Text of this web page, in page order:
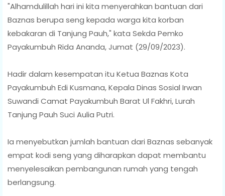
"Alhamdulillah hari ini kita menyerahkan bantuan dari
Baznas berupa seng kepada warga kita korban
kebakaran di Tanjung Pauh," kata Sekda Pemko
Payakumbuh Rida Ananda, Jumat (29/09/2023).
Hadir dalam kesempatan itu Ketua Baznas Kota
Payakumbuh Edi Kusmana, Kepala Dinas Sosial Irwan
Suwandi Camat Payakumbuh Barat Ul Fakhri, Lurah
Tanjung Pauh Suci Aulia Putri.
Ia menyebutkan jumlah bantuan dari Baznas sebanyak
empat kodi seng yang diharapkan dapat membantu
menyelesaikan pembangunan rumah yang tengah
berlangsung.